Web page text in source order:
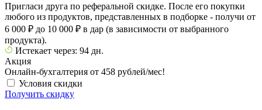
Пригласи друга по реферальной скидке. После его покупки
любого из продуктов, представленных в подборке - получи от
6 000 ₽ до 10 000 ₽ в дар (в зависимости от выбранного
продукта).
Истекает через: 94 дн.
Акция
Онлайн-бухгалтерия от 458 рублей/мес!
Условия скидки
Получить скидку